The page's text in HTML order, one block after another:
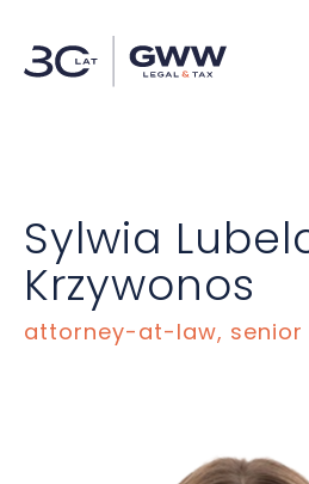
Sylwia
Krzywonos
attorney-at-law, senior